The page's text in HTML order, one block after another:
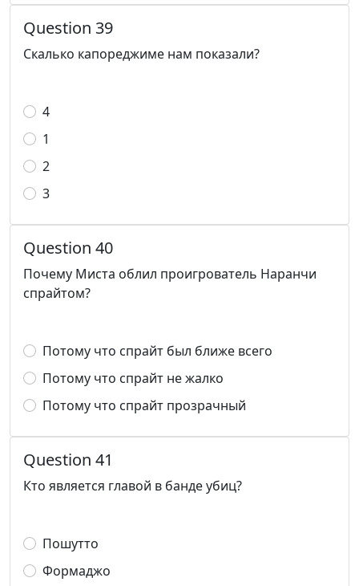
Question 39
Скалько капореджиме нам показали?
4
1
2
3
Question 40
Почему Миста облил проигрователь Наранчи
спрайтом?
Потому что спрайт был ближе всего
Потому что спрайт не жалко
Потому что спрайт прозрачный
Question 41
Кто является главой в банде убиц?
Пошутто
Формаджо